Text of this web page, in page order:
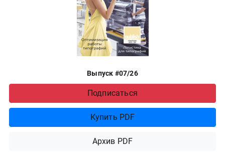
Выпуск #07/26
Подписаться
Купить PDF
Архив PDF